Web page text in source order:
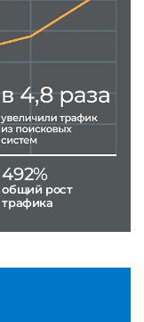
492%
общий рост
трафика